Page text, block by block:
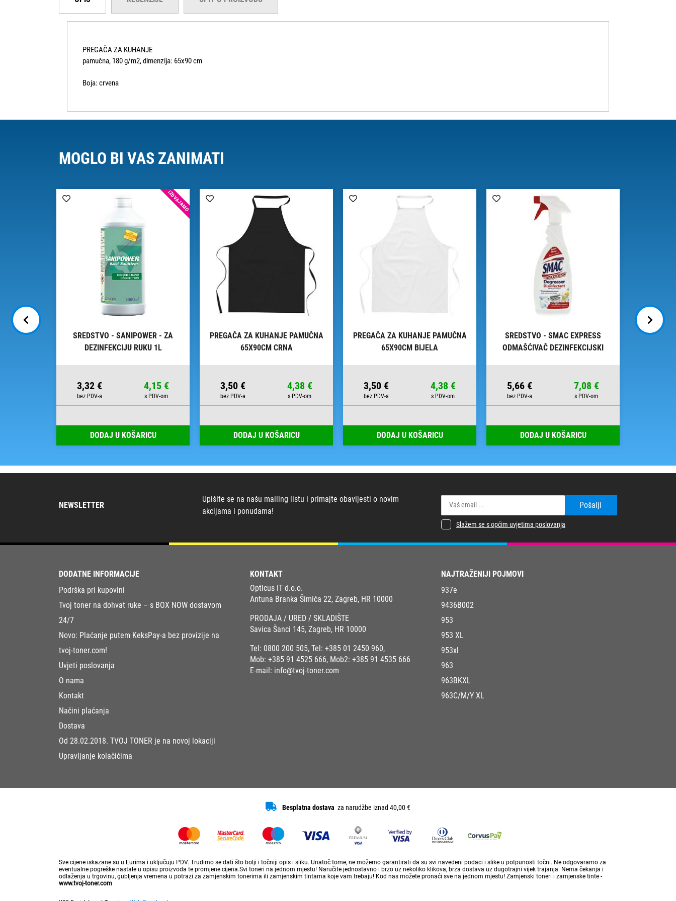
PREGAČA ZA KUHANJE
pamučna, 180 g/m2, dimenzija: 65x90 cm
Boja: crvena
MOGLO BI VAS ZANIMATI
IZDVAJAMO
SREDSTVO - SANIPOWER - ZA
DEZINFEKCIJU RUKU 1L
3,32 € 4,15 €
DODAJ U KOŠARICU
PREGAČA ZA KUHANJE PAMUČNA
65X90CM CRNA
3,50 € 4,38 €
DODAJ U KOŠARICU
PREGAČA ZA KUHANJE PAMUČNA
65X90CM BIJELA
3,50 € 4,38 €
DODAJ U KOŠARICU
SREDSTVO - SMAC EXPRESS
ODMAŠĆIVAČ DEZINFEKCIJSKI
5,66 € 7,08 €
DODAJ U KOŠARICU
NEWSLETTER
Upišite se na našu mailing listu i primajte obavijesti o novim
akcijama i ponudama!
Pošalji
Slažem se s općim uvjetima poslovanja
DODATNE INFORMACIJE
Podrška pri kupovini
Tvoj toner na dohvat ruke – s BOX NOW dostavom
24/7
Novo: Plaćanje putem KeksPay-a bez provizije na
tvoj-toner.com!
Uvjeti poslovanja
O nama
Kontakt
Načini plaćanja
Dostava
Od 28.02.2018. TVOJ TONER je na novoj lokaciji
Upravljanje kolačićima
KONTAKT
Opticus IT d.o.o.
Antuna Branka Šimića 22, Zagreb, HR 10000
PRODAJA / URED / SKLADIŠTE
Savica Šanci 145, Zagreb, HR 10000
Tel: 0800 200 505, Tel: +385 01 2450 960,
Mob: +385 91 4525 666, Mob2: +385 91 4535 666
E-mail: info@tvoj-toner.com
NAJTRAŽENIJI POJMOVI
937e
9436B002
953
953 XL
953xl
963
963BKXL
963C/M/Y XL
Besplatna dostava za narudžbe iznad 40,00 €
Sve cijene iskazane su u Eurima i uključuju PDV. Trudimo se dati što bolji i točniji opis i sliku. Unatoč tome, ne možemo garantirati da su svi navedeni podaci i slike u potpunosti točni. Ne odgovaramo za
eventualne pogreške nastale u opisu proizvoda te promjene cijena.Svi toneri na jednom mjestu! Naručite jednostavno i brzo uz nekoliko klikova, brza dostava uz dugotrajni vijek trajanja. Nema čekanja i
odlaženja u trgovinu, gubljenja vremena u potrazi za zamjenskim tonerima ili zamjenskim tintama koje vam trebaju! Kod nas možete pronaći sve na jednom mjestu! Zamjenski toneri i zamjenske tinte -
www.tvoj-toner.com